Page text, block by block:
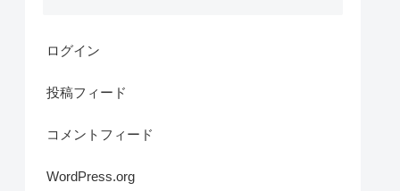
ログイン
投稿フィード
コメントフィード
WordPress.org